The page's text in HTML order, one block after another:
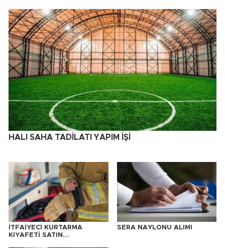
HALI SAHA TADİLATI YAPIM İŞİ
İTFAİYECİ KURTARMA
KIYAFETİ SATIN
SERA NAYLONU ALIMI